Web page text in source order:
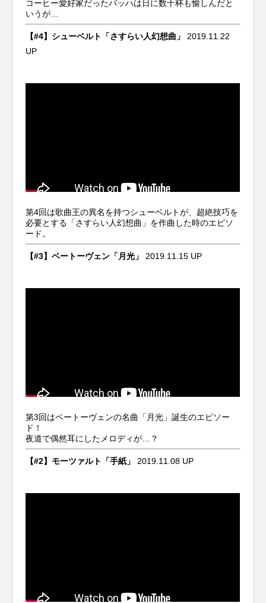
コーヒー愛好家だったバッハは日に数十杯も愉しんだと
いうが…
【#4】シューベルト「さすらい人幻想曲」
2019.11.22
UP
第4回は歌曲王の異名を持つシューベルトが、超絶技巧を
必要とする「さすらい人幻想曲」を作曲した時のエピソ
ード。
【#3】ベートーヴェン「月光」 2019.11.15 UP
第3回はベートーヴェンの名曲「月光」誕生のエピソー
ド！
夜道で偶然耳にしたメロディが…？
【#2】モーツァルト「手紙」 2019.11.08 UP